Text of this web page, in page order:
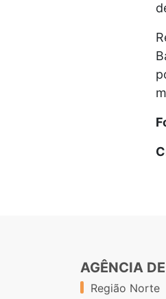
AGÊNCIA
Região Norte